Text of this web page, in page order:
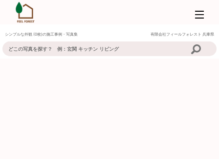
シンプルな外観 (0枚)の施工事例・写真集 有限会社フィールフォレスト 兵庫県